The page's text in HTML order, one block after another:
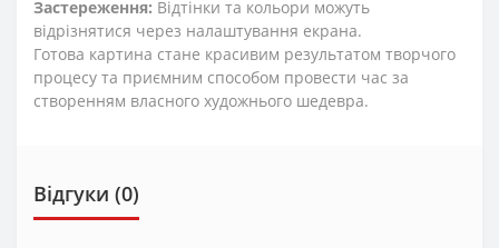
Застереження: Відтінки та кольори можуть
відрізнятися через налаштування екрана.
Готова картина стане красивим результатом творчого
процесу та приємним способом провести час за
створенням власного художнього шедевра.
Відгуки (0)